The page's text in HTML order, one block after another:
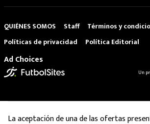
QUIÉNES SOMOS Staff
Términos y
Políticas de privacidad
Política Editorial
Ad Choices
Un
La aceptación de una de las ofertas